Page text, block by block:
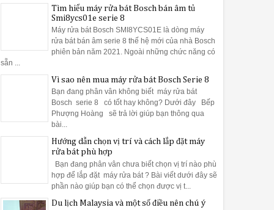
đây Bếp Phượng Hoàng gửi tới bạn bài viết
công việc nội trợ hàng ngày.
rửa bát Bosch một cách sạch nhất
trí thấp nhất nằm phía trong lòng máy. Sau khi kết thúc
quả vệ sinh máy rửa bát rất tốt. Bạn chỉ cần đổ 2 đến 3
quan sát được và khó được làm sạch cũng sẽ được giấm ăn
máy rửa bát Bosch một cách sạch nhất
một cách hiệu quả nhất thì bạn đừng thể bỏ qua bài viết
Tìm hiểu máy rửa bát Bosch bán âm tủ
Smi8ycs01e serie 8
Máy rửa bát Bosch SMI8YCS01E là dòng máy
rửa bát bán âm serie 8 thế hệ mới của nhà Bosch
phiên bản năm 2021. Ngoài những chức năng có
sẵn ...
Vì sao nên mua máy rửa bát Bosch Serie 8
Bạn đang phân vân không biết máy rửa bát
Bosch serie 8 có tốt hay không? Dưới đây Bếp
Phượng Hoàng sẽ trả lời giúp bạn thông qua
bài...
Hướng dẫn chọn vị trí và cách lắp đặt máy
rửa bát phù hợp
Bạn đang phân vân chưa biết chọn vị trí nào phù
hợp để lắp đặt máy rửa bát ? Bài viết dưới đây sẽ
phần nào giúp bạn có thể chọn được vị t...
Du lịch Malaysia và một số điều nên chú ý